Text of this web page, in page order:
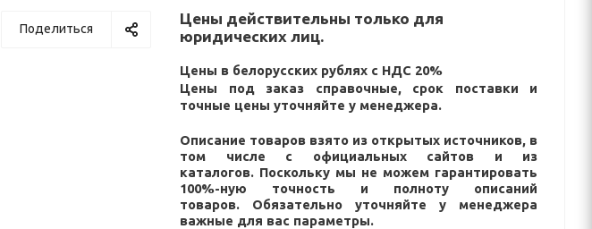
Поделиться
Цены действительны только для
юридических лиц.
Цены в белорусских рублях с НДС 20%
Цены под заказ справочные, срок поставки и
точные цены уточняйте у менеджера.
Описание товаров взято из открытых источников, в
том числе с официальных сайтов и из
каталогов. Поскольку мы не можем гарантировать
100%-ную точность и полноту описаний
товаров. Обязательно уточняйте у менеджера
важные для вас параметры.